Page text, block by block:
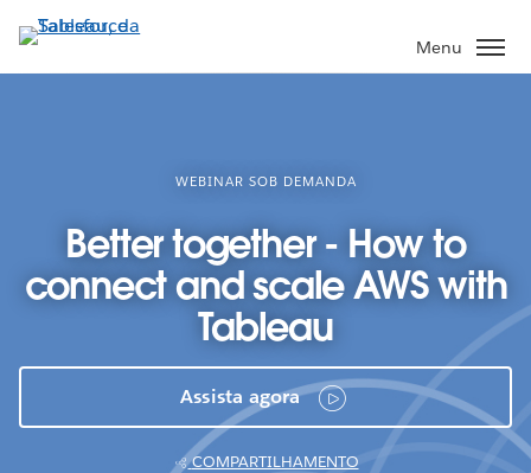
Pular
para
o
Menu
WEBINAR SOB DEMANDA
Better together - How to
connect and scale AWS with
Tableau
Assista agora
COMPARTILHAMENTO